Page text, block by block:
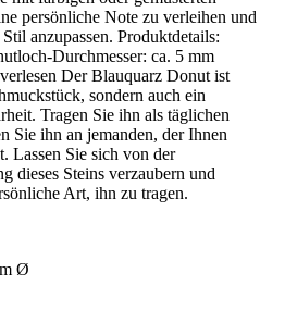
persönliche Note zu verleihen und
anzupassen. Produktdetails:
Durchmesser: ca. 5 mm
Der Blauquarz Donut ist
sondern auch ein
Tragen Sie ihn als täglichen
Sie ihn an jemanden, der Ihnen
Lassen Sie sich von der
dieses Steins verzaubern und
Art, ihn zu tragen.